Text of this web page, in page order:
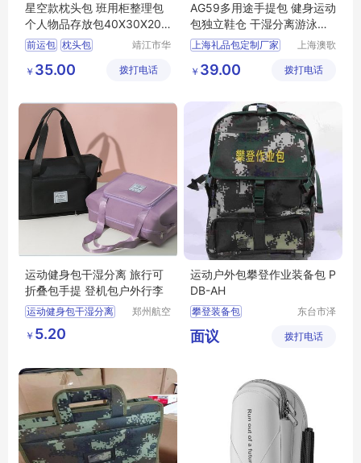
星空款枕头包 班用柜整理包
个人物品存放包40X30X20C
M 江苏华卫
前运包 枕头包
靖江市华
技有限公
￥ 35.00 拨打电话
AG59多用途手提包 健身运动
包独立鞋仓 干湿分离游泳包
行李包
上海礼品包定制厂家
上海澳歌
有限公司
￥ 39.00 拨打电话
运动健身包干湿分离 旅行可
折叠包手提 登机包户外行李
运动健身包干湿分离
旅行可折叠包手提
登机包户外行李
郑州航空
￥ 5.20
运动户外包攀登作业装备包 P
DB-AH
攀登装备包
运动户外包
攀登作业包
东台市泽
备有限公
面议 拨打电话